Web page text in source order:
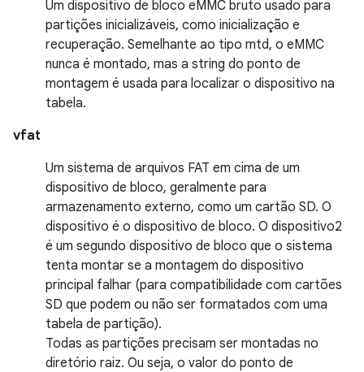
Um dispositivo de bloco eMMC bruto usado para
partições inicializáveis, como inicialização e
recuperação. Semelhante ao tipo mtd, o eMMC
nunca é montado, mas a string do ponto de
montagem é usada para localizar o dispositivo na
tabela.
vfat
Um sistema de arquivos FAT em cima de um
dispositivo de bloco, geralmente para
armazenamento externo, como um cartão SD. O
dispositivo é o dispositivo de bloco. O dispositivo2
é um segundo dispositivo de bloco que o sistema
tenta montar se a montagem do dispositivo
principal falhar (para compatibilidade com cartões
SD que podem ou não ser formatados com uma
tabela de partição).
Todas as partições precisam ser montadas no
diretório raiz. Ou seja, o valor do ponto de